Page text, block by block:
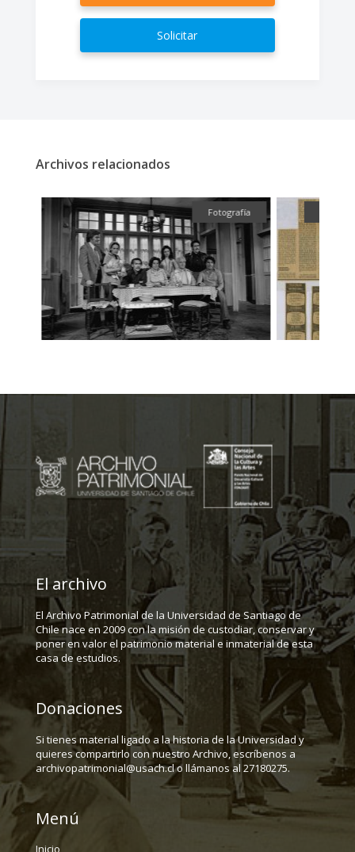
Solicitar
Archivos relacionados
Fotografía
El archivo
El Archivo Patrimonial de la Universidad de Santiago de
Chile nace en 2009 con la misión de custodiar, conservar y
poner en valor el patrimonio material e inmaterial de esta
casa de estudios.
Donaciones
Si tienes material ligado a la historia de la Universidad y
quieres compartirlo con nuestro Archivo, escríbenos a
archivopatrimonial@usach.cl o llámanos al 27180275.
Menú
Inicio